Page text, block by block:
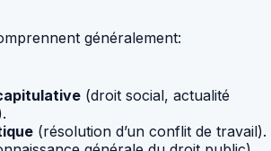
généralement:
(droit social, actualité
(résolution d’un conflit de travail).